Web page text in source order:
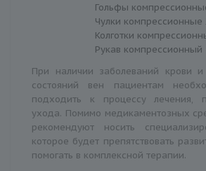
Гольфы
Чулки компрессионные
Колготки
Рукав компрессионный
При наличии заболеваний крови и
состояний вен пациентам
подходить к процессу лечения,
ухода. Помимо медикаментозных
рекомендуют носить
которое будет препятствовать
помогать в комплексной терапии.